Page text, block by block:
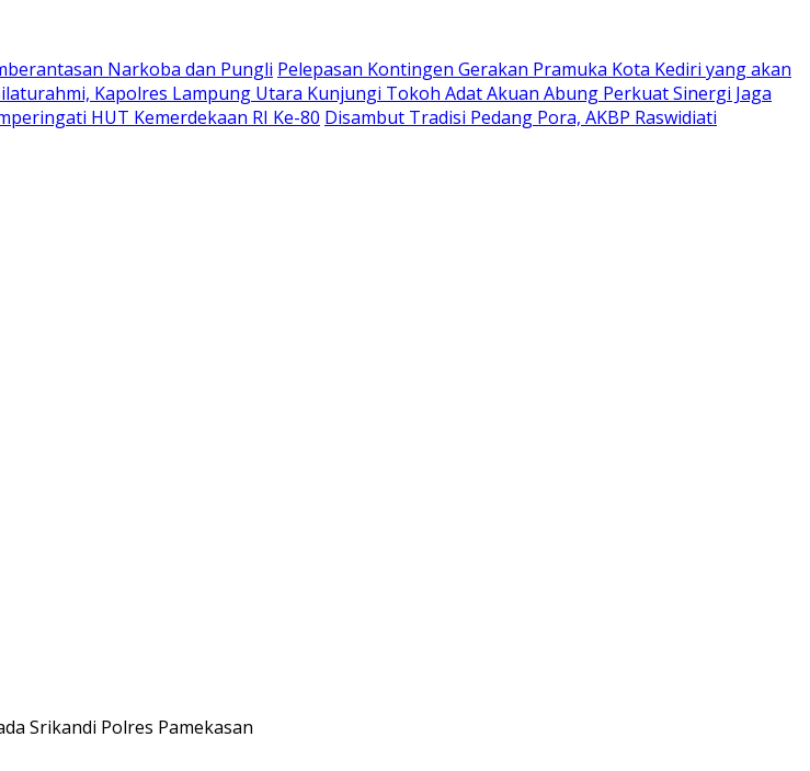
Narkoba dan Pungli Pelepasan Kontingen Gerakan Pramuka Kota Kediri yang akan
Kapolres Lampung Utara Kunjungi Tokoh Adat Akuan Abung Perkuat Sinergi Jaga
HUT Kemerdekaan RI Ke-80 Disambut Tradisi Pedang Pora, AKBP Raswidiati
Srikandi Polres Pamekasan